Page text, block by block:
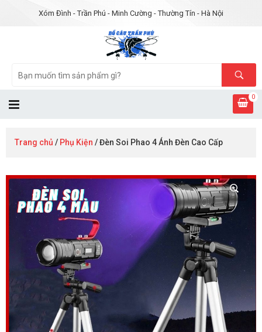
Xóm Đình - Trần Phú - Minh Cường - Thường Tín - Hà Nội
0
Trang chủ / Phụ Kiện / Đèn Soi Phao 4 Ánh Đèn Cao Cấp